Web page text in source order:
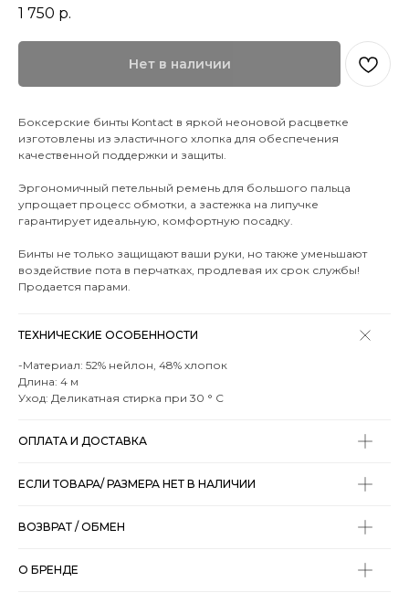
1 750 р.
Нет в наличии
Боксерские бинты Kontact в яркой неоновой расцветке
изготовлены из эластичного хлопка для обеспечения
качественной поддержки и защиты.
Эргономичный петельный ремень для большого пальца
упрощает процесс обмотки, а застежка на липучке
гарантирует идеальную, комфортную посадку.
Бинты не только защищают ваши руки, но также уменьшают
воздействие пота в перчатках, продлевая их срок службы!
Продается парами.
ТЕХНИЧЕСКИЕ ОСОБЕННОСТИ
-Материал: 52% нейлон, 48% хлопок
Длина: 4 м
Уход: Деликатная стирка при 30 ° C
ОПЛАТА И ДОСТАВКА
ЕСЛИ ТОВАРА/ РАЗМЕРА НЕТ В НАЛИЧИИ
ВОЗВРАТ / ОБМЕН
О БРЕНДЕ